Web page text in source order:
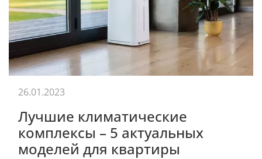
Лучшие климатические
комплексы – 5 актуальных
моделей для квартиры
26.01.2023